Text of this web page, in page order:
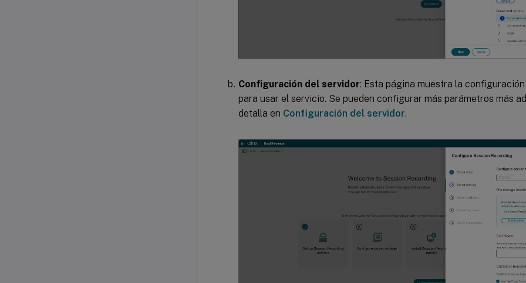
Configuración del servidor: Esta página muestra la
para usar el servicio. Se pueden configurar más parámetros más
detalla en Configuración del servidor.